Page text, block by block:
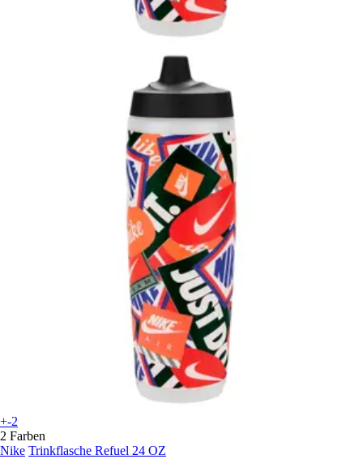
+-2
2 Farben
Nike Trinkflasche Refuel 24 OZ